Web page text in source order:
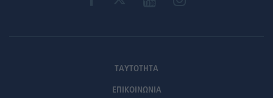
ΤΑΥΤΟΤΗΤΑ
ΕΠΙΚΟΙΝΩΝΙΑ